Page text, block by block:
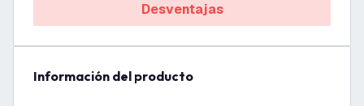
Desventajas
información del producto